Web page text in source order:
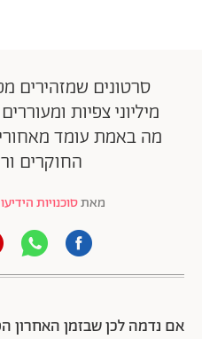
סרטונים שמזהירים
מיליוני צפיות
מה באמת עומד
החוקרים
מאתסוכנויות
אם נדמה לכן שבזמן האחרון